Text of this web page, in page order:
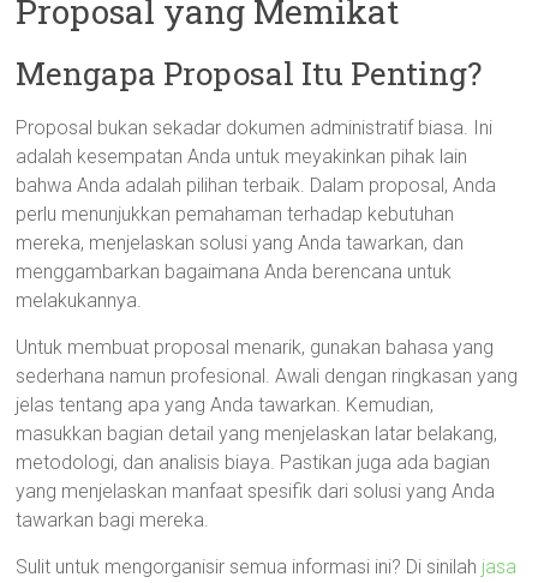
Proposal yang Memikat
Mengapa Proposal Itu Penting?
Proposal bukan sekadar dokumen administratif biasa. Ini
adalah kesempatan Anda untuk meyakinkan pihak lain
bahwa Anda adalah pilihan terbaik. Dalam proposal, Anda
perlu menunjukkan pemahaman terhadap kebutuhan
mereka, menjelaskan solusi yang Anda tawarkan, dan
menggambarkan bagaimana Anda berencana untuk
melakukannya.
Untuk membuat proposal menarik, gunakan bahasa yang
sederhana namun profesional. Awali dengan ringkasan yang
jelas tentang apa yang Anda tawarkan. Kemudian,
masukkan bagian detail yang menjelaskan latar belakang,
metodologi, dan analisis biaya. Pastikan juga ada bagian
yang menjelaskan manfaat spesifik dari solusi yang Anda
tawarkan bagi mereka.
Sulit untuk mengorganisir semua informasi ini? Di sinilah jasa